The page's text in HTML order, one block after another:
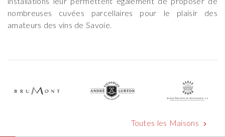
nombreuses cuvées parcellaires pour le plaisir des
amateurs des vins de Savoie.
Toutes les Maisons chevron_right